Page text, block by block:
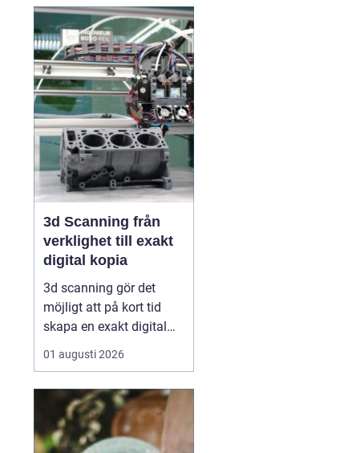
Många börjar då söka
efter metoder som kan
skapa lugn på djupet,
inte bara i tankarna utan
också i kroppen. I den
sökn...
3d Scanning från
verklighet till exakt
digital kopia
3d scanning gör det
möjligt att på kort tid
skapa en exakt digital
kopia av nästan vad
som helst: en liten detalj,
eller en hel fabrik.
Tekniken används i dag
inom industri, bygg,
01 augusti 2026